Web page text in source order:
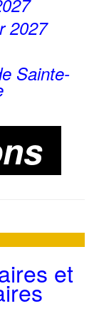
2027
Sainte-
et